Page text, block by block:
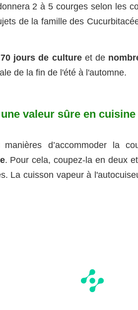
2 à 5 courges selon les
de la famille des
jours de cultureet de
de la fin de l'été à l'automne.
valeur sûre en cuisine
d’accommoder la
. Pour cela, coupez-la en deux
La cuisson vapeur à